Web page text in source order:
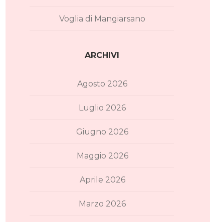
Voglia di Mangiarsano
ARCHIVI
Agosto 2026
Luglio 2026
Giugno 2026
Maggio 2026
Aprile 2026
Marzo 2026